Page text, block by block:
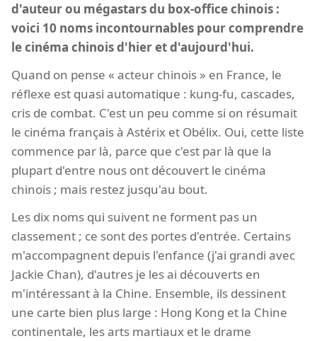
d'auteur ou mégastars du box-office chinois :
voici 10 noms incontournables pour comprendre
le cinéma chinois d'hier et d'aujourd'hui.
Quand on pense « acteur chinois » en France, le
réflexe est quasi automatique : kung-fu, cascades,
cris de combat. C'est un peu comme si on résumait
le cinéma français à Astérix et Obélix. Oui, cette liste
commence par là, parce que c'est par là que la
plupart d'entre nous ont découvert le cinéma
chinois ; mais restez jusqu'au bout.
Les dix noms qui suivent ne forment pas un
classement ; ce sont des portes d'entrée. Certains
m'accompagnent depuis l'enfance (j'ai grandi avec
Jackie Chan), d'autres je les ai découverts en
m'intéressant à la Chine. Ensemble, ils dessinent
une carte bien plus large : Hong Kong et la Chine
continentale, les arts martiaux et le drame